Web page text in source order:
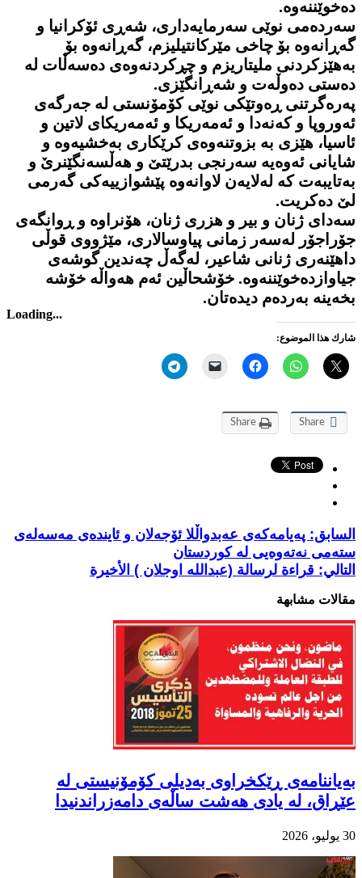
دەخوێننەوە.
سەردەمی نوێی سەرمایەداری، شەڕی ئۆکرانیا و
گەڕانەوە بۆ چاخی مێرکانتیلیزم، گەڕانەوە بۆ
بەهێزکردنی ملیتاریزم و چڕکردنەوەی دەسەڵات لە
دەستی دەوڵەت و شەڕانگێزی.
پەرەگرتنی ڕەوتێکی نوێی کۆمۆنستی لە جەرگەی
ئەوروپا و کەنەدا و ئەمەریکا و ئەمەریکای لاتین و
ئاسیا، هێزی بە بزوتنەوەی کرێکاری بەخشیەوە و
شایانی ئەوەیە سەرنجی بدرێتێ و هەڵسەنگێنرێ و
بەتایبەت کە لەلایەن لاوانەوە پێشوازییەکی گەرمی
لێ دەکریت.
سەدای ژنان و بیر و هزری ژنان، هۆنراوە و ڕوانگەی
جۆراجۆر لەسەر زمانی پیاوسالاری، مێژووی قوڵی
داهێنەری ژنانی شاعیر، لەگەڵ چەندین گوشەی
جیاوازدەخوێننەوە. خۆشحاڵین ئەم هەواڵە خۆشە
بخەینە بەردەم دیدەتان.
Loading...
شارك هذا الموضوع:
Share
Share
السابق: پەیامەکەی عەبدواڵلا ئۆجەلان و ئایندەی مەسەلەی
ستەمی نەتەوەیی لە کوردستان
التالي: قراءة لرسالة (عبدالله اوجلان ) الأخيرة
مقالات مشابهة
بەیاننامەی ڕێکخراوی بەدیلی کۆمۆنیستی لە
عێڕاق، لە یادی هەشت ساڵەی دامەزراندنیدا
30 يوليو، 2026